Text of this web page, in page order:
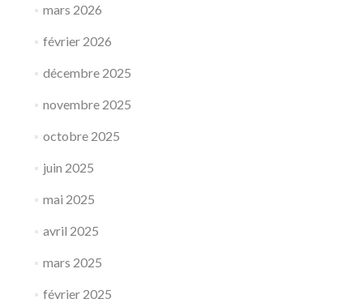
mars 2026
février 2026
décembre 2025
novembre 2025
octobre 2025
juin 2025
mai 2025
avril 2025
mars 2025
février 2025